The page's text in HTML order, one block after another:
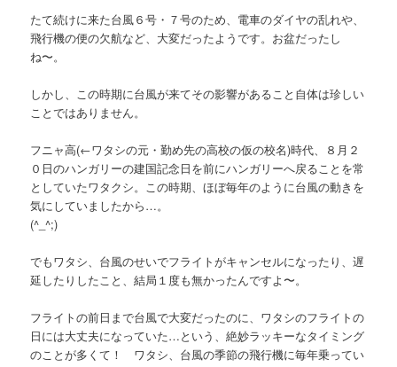
たて続けに来た台風６号・７号のため、電車のダイヤの乱れや、
飛行機の便の欠航など、大変だったようです。お盆だったし
ね〜。
しかし、この時期に台風が来てその影響があること自体は珍しい
ことではありません。
フニャ高(←ワタシの元・勤め先の高校の仮の校名)時代、８月２
０日のハンガリーの建国記念日を前にハンガリーへ戻ることを常
としていたワタクシ。この時期、ほぼ毎年のように台風の動きを
気にしていましたから…。
(^_^;)
でもワタシ、台風のせいでフライトがキャンセルになったり、遅
延したりしたこと、結局１度も無かったんですよ〜。
フライトの前日まで台風で大変だったのに、ワタシのフライトの
日には大丈夫になっていた…という、絶妙ラッキーなタイミング
のことが多くて！ ワタシ、台風の季節の飛行機に毎年乗ってい